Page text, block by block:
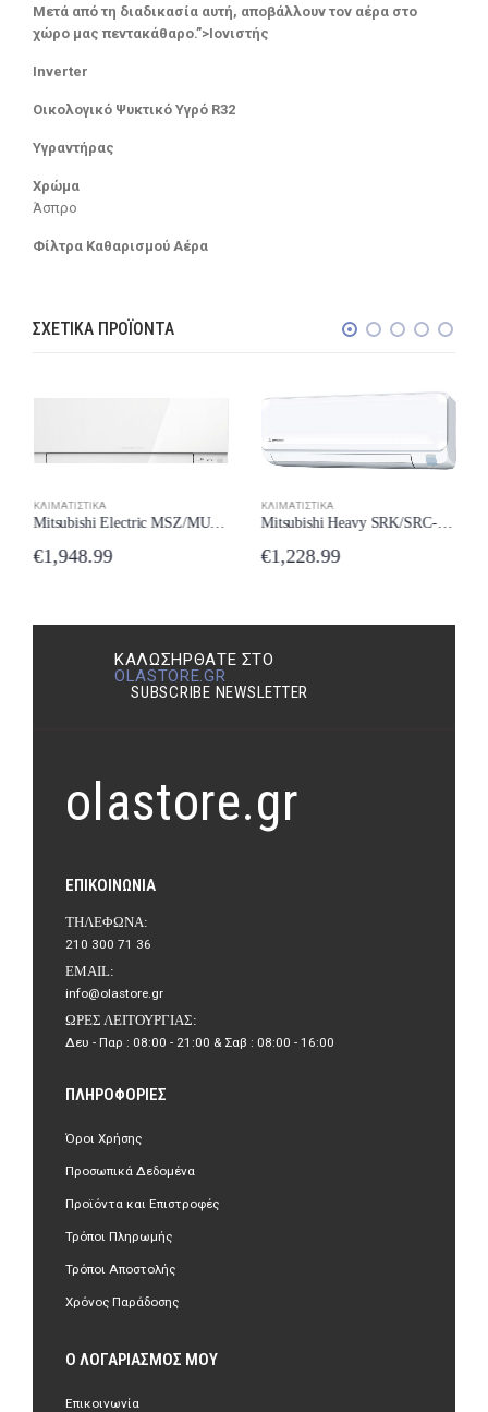
Μετά από τη διαδικασία αυτή, αποβάλλουν τον αέρα στο
χώρο μας πεντακάθαρο.”>Ιονιστής
Inverter
Οικολογικό Ψυκτικό Υγρό R32
Υγραντήρας
Χρώμα
Άσπρο
Φίλτρα Καθαρισμού Αέρα
ΣΧΕΤΙΚΆ ΠΡΟΪΌΝΤΑ
ΚΛΙΜΑΤΙΣΤΙΚΆ
Mitsubishi Electric MSZ/MUZ-EF50VG-W Κλιματιστικό Inverter 18000 BTU A++/A+++ New Model 2024
€1,948.99
ΚΛΙΜΑΤΙΣΤΙΚΆ
Mitsubishi Heavy SRK/SRC-35ZTL-W Κλιματιστικό 12000 BTU New Model 2024
€1,228.99
ΚΑΛΩΣΉΡΘΑΤΕ ΣΤΟ
OLASTORE.GR
SUBSCRIBE NEWSLETTER
olastore.gr
ΕΠΙΚΟΙΝΩΝΊΑ
ΤΗΛΈΦΩΝΑ:
210 300 71 36
EMAIL:
info@olastore.gr
ΏΡΕΣ ΛΕΙΤΟΥΡΓΊΑΣ:
Δευ - Παρ : 08:00 - 21:00 & Σαβ : 08:00 - 16:00
ΠΛΗΡΟΦΟΡΊΕΣ
Όροι Χρήσης
Προσωπικά Δεδομένα
Προϊόντα και Επιστροφές
Τρόποι Πληρωμής
Τρόποι Αποστολής
Χρόνος Παράδοσης
Ο ΛΟΓΑΡΙΑΣΜΌΣ ΜΟΥ
Επικοινωνία